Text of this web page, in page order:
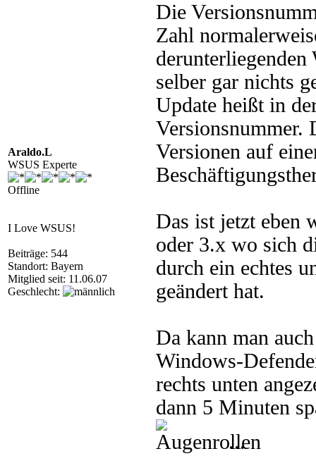
Araldo.L
WSUS Experte
Offline
I Love WSUS!
Beiträge: 544
Standort: Bayern
Mitglied seit: 11.06.07
Geschlecht:
Die
Zahl
selber gar nichts
Update heißt in
Versionsnummer.
Versionen auf
Das ist jetzt eben
oder 3.x wo sich
durch ein echtes
geändert hat.
Da kann man
Windows-
rechts unten
dann 5 Minuten
...